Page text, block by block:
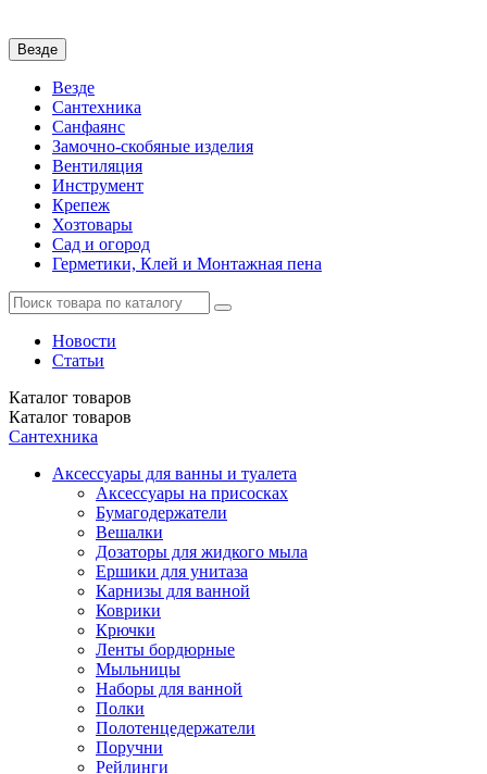
Везде
Везде
Сантехника
Санфаянс
Замочно-скобяные изделия
Вентиляция
Инструмент
Крепеж
Хозтовары
Сад и огород
Герметики, Клей и Монтажная пена
Новости
Статьи
Каталог товаров
Каталог товаров
Сантехника
Аксессуары для ванны и туалета
Аксессуары на присосках
Бумагодержатели
Вешалки
Дозаторы для жидкого мыла
Ершики для унитаза
Карнизы для ванной
Коврики
Крючки
Ленты бордюрные
Мыльницы
Наборы для ванной
Полки
Полотенцедержатели
Поручни
Рейлинги